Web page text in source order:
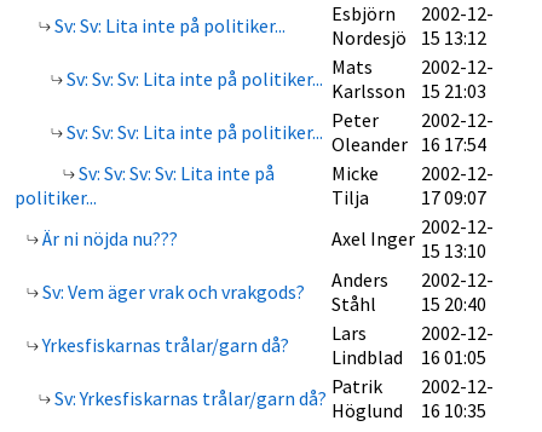
Sv: Sv: Lita inte på politiker...
Esbjörn
Nordesjö
2002-12-
15 13:12
Sv: Sv: Sv: Lita inte på politiker... Mats
Karlsson
2002-12-
15 21:03
Sv: Sv: Sv: Lita inte på politiker... Peter
Oleander
2002-12-
16 17:54
Sv: Sv: Sv: Sv: Lita inte på
politiker...
Micke
Tilja
2002-12-
17 09:07
Är ni nöjda nu???
Axel Inger 2002-12-
15 13:10
Sv: Vem äger vrak och vrakgods?
Anders
Ståhl
2002-12-
15 20:40
Yrkesfiskarnas trålar/garn då?
Lars
Lindblad
2002-12-
16 01:05
Sv: Yrkesfiskarnas trålar/garn då? Patrik
Höglund
2002-12-
16 10:35